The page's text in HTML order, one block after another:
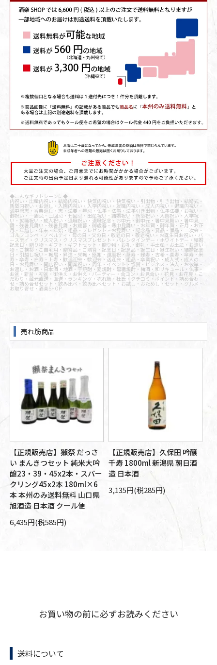
◆こんなギフトシーンに◆
内祝い・出産内祝い・結婚内祝い・快気内祝い・快気祝い・引出物・引き出物・結婚式・
新築内祝い・お返し・入園内祝い・入学内祝い・就職内祝い・成人内祝い・退職内祝い・
満中陰志・香典返し・志・法要・年忌・仏事・法事・法事引き出物・仏事法要・お祝い・
御祝い・一周忌・三回忌・七回忌・出産祝い・結婚祝い・新築祝い・入園祝い・入学祝
い・就職祝い・成人祝い・退職祝い・退職記念・お中元・御中元・暑中見舞い・暑中見
舞・残暑見舞い・残暑見舞・お歳暮・御歳暮・寒中見舞い・お年賀・御年賀・正月・お正
月・年越し・年末・年始・粗品・プレゼント・お見舞い・記念品・賞品・景品・二次会・
ゴルフコンペ・ノベルティ・母の日・父の日・敬老の日・敬老祝い・お誕生日お祝い・バ
ースデイ・クリスマス・クリスマスプレゼント・バレンタインデー・ホワイトデー・結婚
記念日・贈り物・ギフト・ギフトセット・贈り物・お礼・御礼・手土産・お土産・お遣い
物・ご挨拶・ご自宅用・贈答品・ご贈答・記念日・記念品・誕生日・誕生祝い・結婚記念
日・引越し祝い・転居・昇進・栄転・感謝・還暦祝・華寿・緑寿・古希・喜寿・傘寿・米
寿・卒寿・白寿・上寿・歓送迎会・歓迎会・送迎会・粗品・卒業祝い・成人式・成人の
日・お見舞い・開店祝い・開業祝い・周年・イベント・協賛・ビジネス・法人・お彼岸・
お返し・お酒・日本酒・地酒・芋焼酎・麦焼酎・黒糖焼酎・梅酒・和リキュール・仏事・
お盆・新盆・初盆・御供え・お供え・パーティー・合コン・お見合い・花見・お花見・こ
だわり・蔵元直送・直送・ランキング・売れ筋・杜氏・クチコミ・ポイント・詰め合わ
せ・詰め合せセット・飲み比べ・飲み比べセット・お試し・おためし・セット・グルメ・
お取り寄せ・酒楽SHOP
売れ筋商品
【正規販売店】獺祭 だっさ
い まんきつセット 純米大吟
醸23・39・45x2本・スパー
クリング45x2本 180ml×6
本 本州のみ送料無料 山口県
旭酒造 日本酒 クール便
6,435円(税585円)
【正規販売店】久保田 吟醸
千寿 1800ml 新潟県 朝日酒
造 日本酒
3,135円(税285円)
お買い物の前に必ずお読みください
送料について